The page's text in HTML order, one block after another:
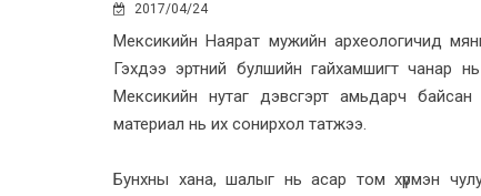
2017/04/24
Мексикийн Наярат мужийн археологичид
Гэхдээ эртний булшийн гайхамшигт чанар
Мексикийн нутаг дэвсгэрт амьдарч байсан
материал нь их сонирхол татжээ.
Бунхны хана, шалыг нь асар том хүрмэн